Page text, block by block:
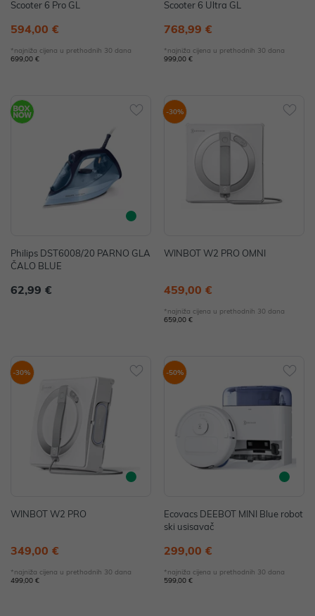
Scooter 6 Pro GL
594,00 €
*najniža cijena u prethodnih 30 dana
699,00 €
Scooter 6 Ultra GL
768,99 €
*najniža cijena u prethodnih 30 dana
999,00 €
Philips DST6008/20 PARNO GLA
ČALO BLUE
62,99 €
-30%
WINBOT W2 PRO OMNI
459,00 €
*najniža cijena u prethodnih 30 dana
659,00 €
-30%
WINBOT W2 PRO
349,00 €
*najniža cijena u prethodnih 30 dana
499,00 €
-50%
Ecovacs DEEBOT MINI Blue robot
ski usisavač
299,00 €
*najniža cijena u prethodnih 30 dana
599,00 €